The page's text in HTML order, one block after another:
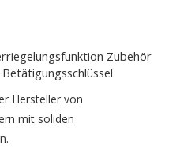
Zubehör
Hersteller von
mit soliden